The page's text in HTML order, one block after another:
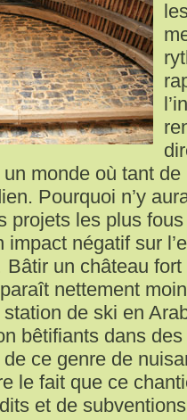
monde où tant
Pourquoi n’y
projets les plus fous
impact négatif sur
un château fort
nettement
de ski en
bêtifiants dans
de ce genre de
le fait que ce
et de